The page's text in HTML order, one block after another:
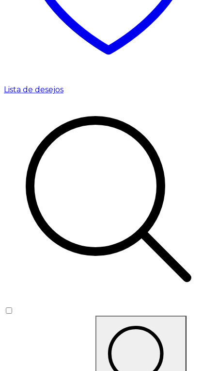
Lista de desejos